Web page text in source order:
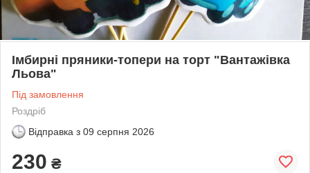
Імбирні пряники-топери на торт "Вантажівка
Льова"
Під замовлення
Роздріб
Відправка з 09 серпня 2026
230 ₴